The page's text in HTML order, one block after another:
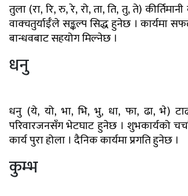
तुला (रा, रि, रु, रे, रो, ता, ति, तु, ते)
वाक्चतुर्याईँले सङ्कल्प सिद्ध हुनेछ । कार्यमा
बान्धवबाट सहयोग मिल्नेछ ।
धनु
धनु (ये, यो, भा, भि, भु, धा, फा, ढा, भे)
परिवारजनसँग भेटघाट हुनेछ । शुभकार्यको
कार्य पुरा होला । दैनिक कार्यमा प्रगति हुनेछ ।
कुम्भ